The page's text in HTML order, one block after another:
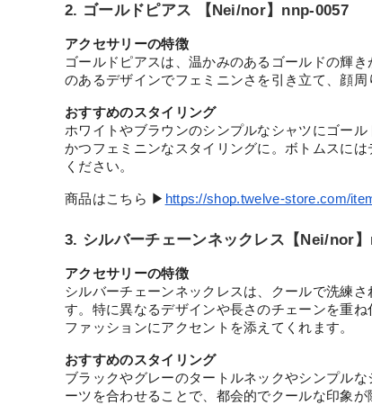
2. ゴールドピアス 【Nei/nor】nnp-0057
アクセサリーの特徴
ゴールドピアスは、温かみのあるゴールドの輝
のあるデザインでフェミニンさを引き立て、顔周
おすすめのスタイリング
ホワイトやブラウンのシンプルなシャツにゴー
かつフェミニンなスタイリングに。ボトムスに
ください。
商品はこちら ▶︎ https://shop.twelve-store.com/
3. シルバーチェーンネックレス【Nei/nor
アクセサリーの特徴
シルバーチェーンネックレスは、クールで洗練
す。特に異なるデザインや長さのチェーンを重
ファッションにアクセントを添えてくれます。
おすすめのスタイリング
ブラックやグレーのタートルネックやシンプル
ーツを合わせることで、都会的でクールな印象